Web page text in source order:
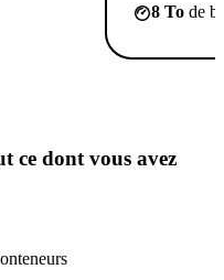
8 To de
ce dont vous avez